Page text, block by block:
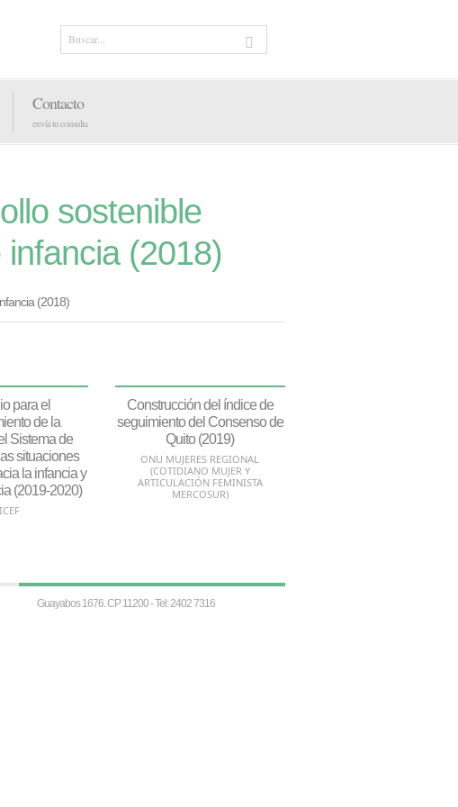
Contacto
envía tu consulta
sostenible
(2018)
para el
de la
Sistema de
situaciones
la infancia y
(2019-2020)
Construcción del índice de
seguimiento del Consenso de
Quito (2019)
ONU MUJERES REGIONAL
(COTIDIANO MUJER Y
ARTICULACIÓN FEMINISTA
MERCOSUR)